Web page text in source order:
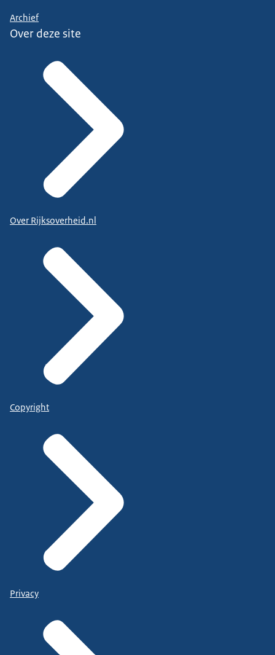
Archief
Over deze site
Over Rijksoverheid.nl
Copyright
Privacy